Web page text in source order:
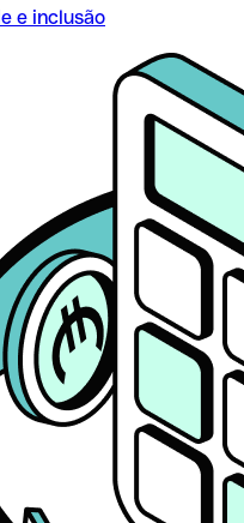
e inclusão